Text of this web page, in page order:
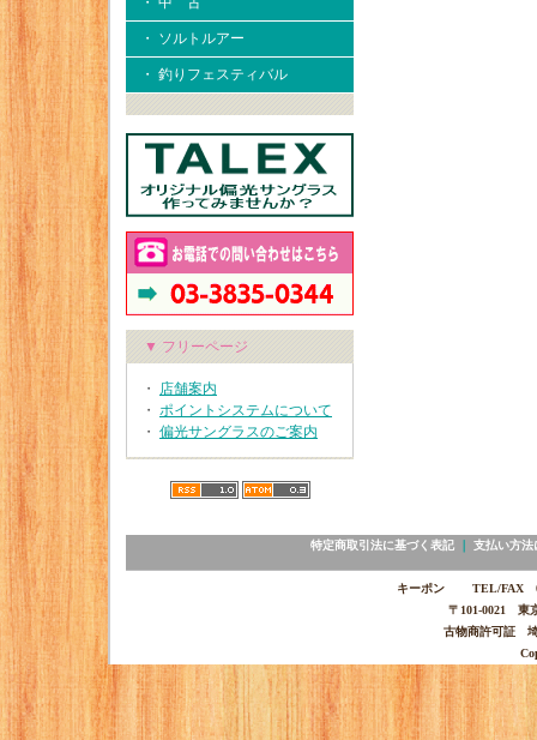
・ ソルトルアー
・ 釣りフェスティバル
▼ フリーページ
・ 店舗案内
・ ポイントシステムについて
・ 偏光サングラスのご案内
特定商取引法に基づく表記｜ 支払い方法
キーポン TEL/FAX
〒101-0021 東
古物商許可証